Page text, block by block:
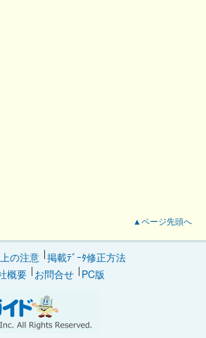
▲ページ先頭へ
の注意 掲載ﾃﾞｰﾀ修正方法
概要
お問合せ PC版